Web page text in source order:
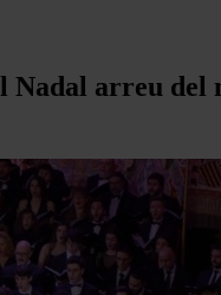
Nadal arreu